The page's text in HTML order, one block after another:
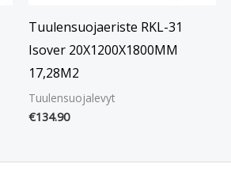
Tuulensuojaeriste RKL-31
Isover 20X1200X1800MM
17,28M2
Tuulensuojalevyt
€134.90